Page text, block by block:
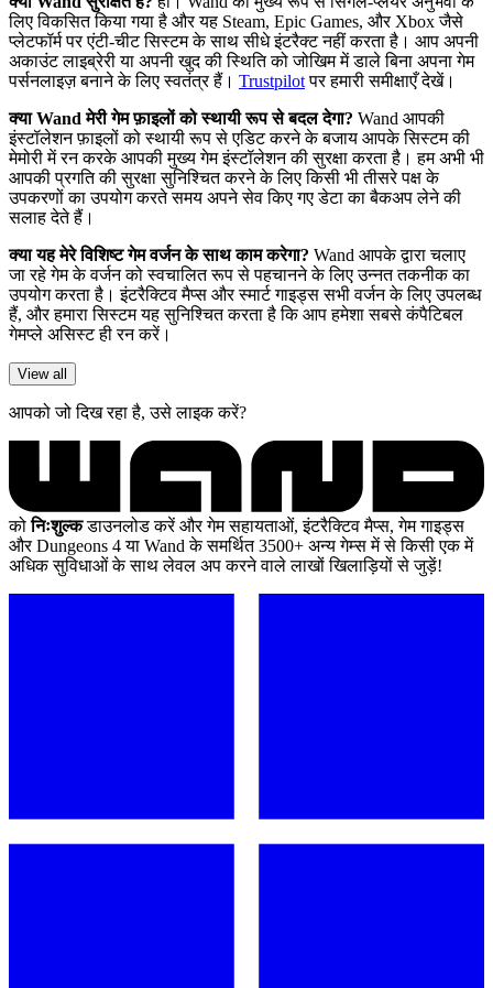
लिए विकसित किया गया है और यह Steam, Epic Games, और Xbox जैसे
प्लेटफॉर्म पर एंटी-चीट सिस्टम के साथ सीधे इंटरैक्ट नहीं करता है। आप अपनी
अकाउंट लाइब्रेरी या अपनी खुद की स्थिति को जोखिम में डाले बिना अपना गेम
पर्सनलाइज़ बनाने के लिए स्वतंत्र हैं। Trustpilotपर हमारी समीक्षाएँ देखें।
क्या Wand मेरी गेम फ़ाइलों को स्थायी रूप से बदल देगा? Wand आपकी
इंस्टॉलेशन फ़ाइलों को स्थायी रूप से एडिट करने के बजाय आपके सिस्टम की
मेमोरी में रन करके आपकी मुख्य गेम इंस्टॉलेशन की सुरक्षा करता है। हम अभी भी
आपकी प्रगति की सुरक्षा सुनिश्चित करने के लिए किसी भी तीसरे पक्ष के
उपकरणों का उपयोग करते समय अपने सेव किए गए डेटा का बैकअप लेने की
सलाह देते हैं।
क्या यह मेरे विशिष्ट गेम वर्जन के साथ काम करेगा? Wand आपके द्वारा चलाए
जा रहे गेम के वर्जन को स्वचालित रूप से पहचानने के लिए उन्नत तकनीक का
उपयोग करता है। इंटरैक्टिव मैप्स और स्मार्ट गाइड्स सभी वर्जन के लिए उपलब्ध
हैं, और हमारा सिस्टम यह सुनिश्चित करता है कि आप हमेशा सबसे कंपैटिबल
गेमप्ले असिस्ट ही रन करें।
View all
आपको जो दिख रहा है, उसे लाइक करें?
कोनिःशुल्कडाउनलोड करें और गेम सहायताओं, इंटरैक्टिव मैप्स, गेम गाइड्स
और Dungeons 4 या Wand के समर्थित 3500+ अन्य गेम्स में से किसी एक में
अधिक सुविधाओं के साथ लेवल अप करने वाले लाखों खिलाड़ियों से जुड़ें!